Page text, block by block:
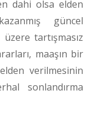
dahi olsa elden
güncel
tartışmasız
maaşın bir
elden verilmesinin
sonlandırma